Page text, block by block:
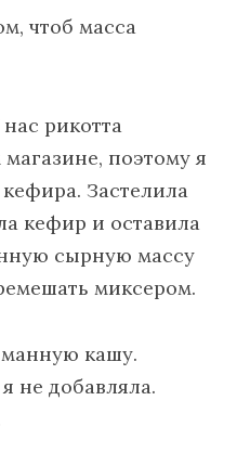
чтоб масса
рикотта
поэтому я
Застелила
кефир и оставила
сырную массу
миксером.
кашу.
не добавляла.